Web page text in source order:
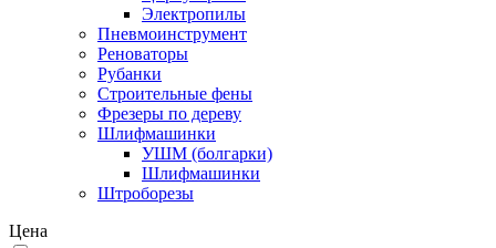
Электропилы
Пневмоинструмент
Реноваторы
Рубанки
Строительные фены
Фрезеры по дереву
Шлифмашинки
УШМ (болгарки)
Шлифмашинки
Штроборезы
Цена